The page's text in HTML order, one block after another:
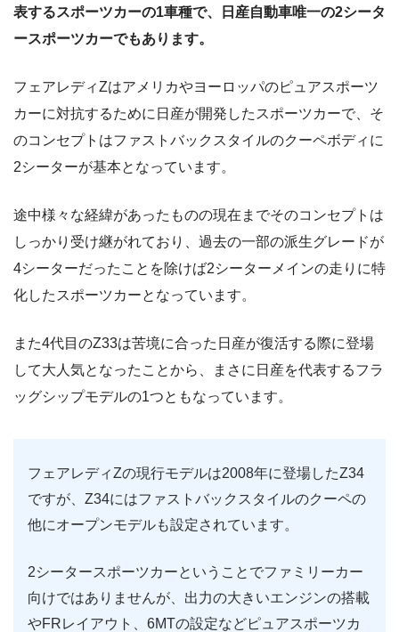
表するスポーツカーの1車種で、日産自動車唯一の2シータ
ースポーツカーでもあります。
フェアレディZはアメリカやヨーロッパのピュアスポーツ
カーに対抗するために日産が開発したスポーツカーで、そ
のコンセプトはファストバックスタイルのクーペボディに
2シーターが基本となっています。
途中様々な経緯があったものの現在までそのコンセプトは
しっかり受け継がれており、過去の一部の派生グレードが
4シーターだったことを除けば2シーターメインの走りに特
化したスポーツカーとなっています。
また4代目のZ33は苦境に合った日産が復活する際に登場
して大人気となったことから、まさに日産を代表するフラ
ッグシップモデルの1つともなっています。
フェアレディZの現行モデルは2008年に登場したZ34
ですが、Z34にはファストバックスタイルのクーペの
他にオープンモデルも設定されています。
2シータースポーツカーということでファミリーカー
向けではありませんが、出力の大きいエンジンの搭載
やFRレイアウト、6MTの設定などピュアスポーツカ